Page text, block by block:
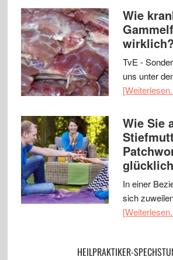
Wie
wirklich?
TvE -
uns unter
Wie Sie
In einer
sich
HEILPRAKTIKER-